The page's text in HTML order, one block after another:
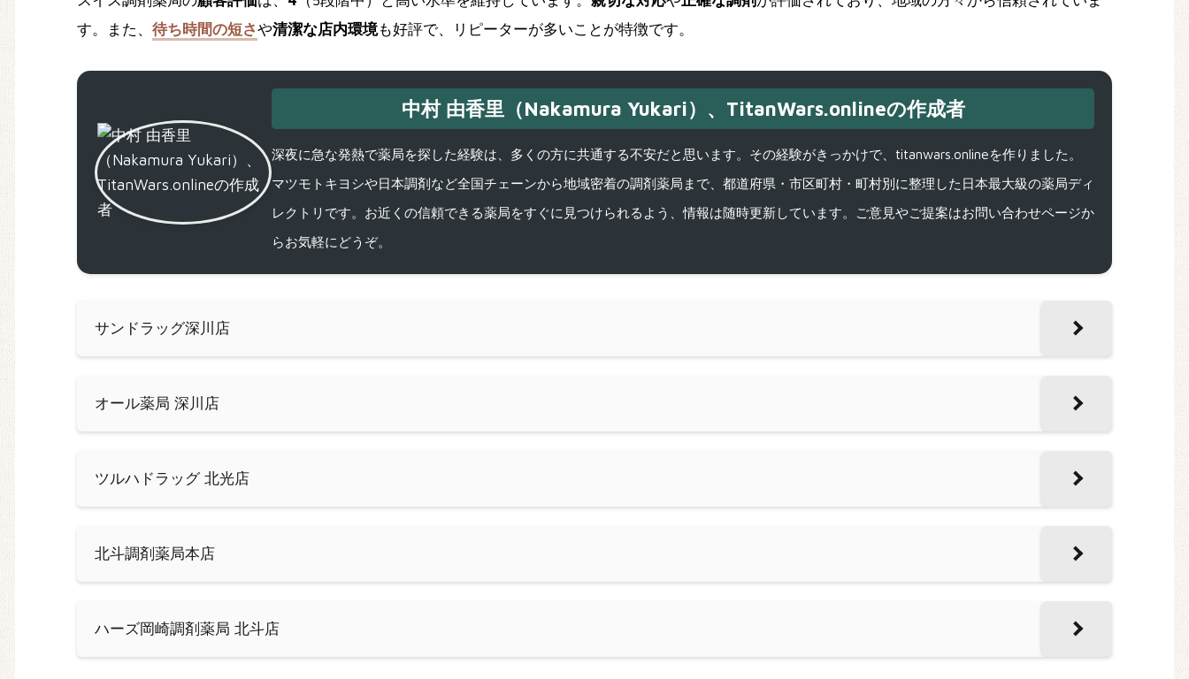
す。また、 待ち時間の短さや清潔な店内環境も好評で、リピーターが多いことが特徴です。
中村 由香里（Nakamura Yukari）、TitanWars.onlineの作成者
深夜に急な発熱で薬局を探した経験は、多くの方に共通する不安だと思います。その経験がきっかけで、titanwars.onlineを作りました。
マツモトキヨシや日本調剤など全国チェーンから地域密着の調剤薬局まで、都道府県・市区町村・町村別に整理した日本最大級の薬局ディ
レクトリです。お近くの信頼できる薬局をすぐに見つけられるよう、情報は随時更新しています。ご意見やご提案はお問い合わせページか
らお気軽にどうぞ。
サンドラッグ深川店
オール薬局 深川店
ツルハドラッグ 北光店
北斗調剤薬局本店
ハーズ岡崎調剤薬局 北斗店